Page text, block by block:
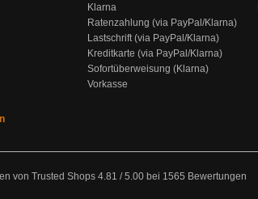
Klarna
Ratenzahlung (via PayPal/Klarna)
Lastschrift (via PayPal/Klarna)
Kreditkarte (via PayPal/Klarna)
Sofortüberweisung (Klarna)
Vorkasse
von Trusted Shops 4.81 /5.00 bei 1565 Bewertungen